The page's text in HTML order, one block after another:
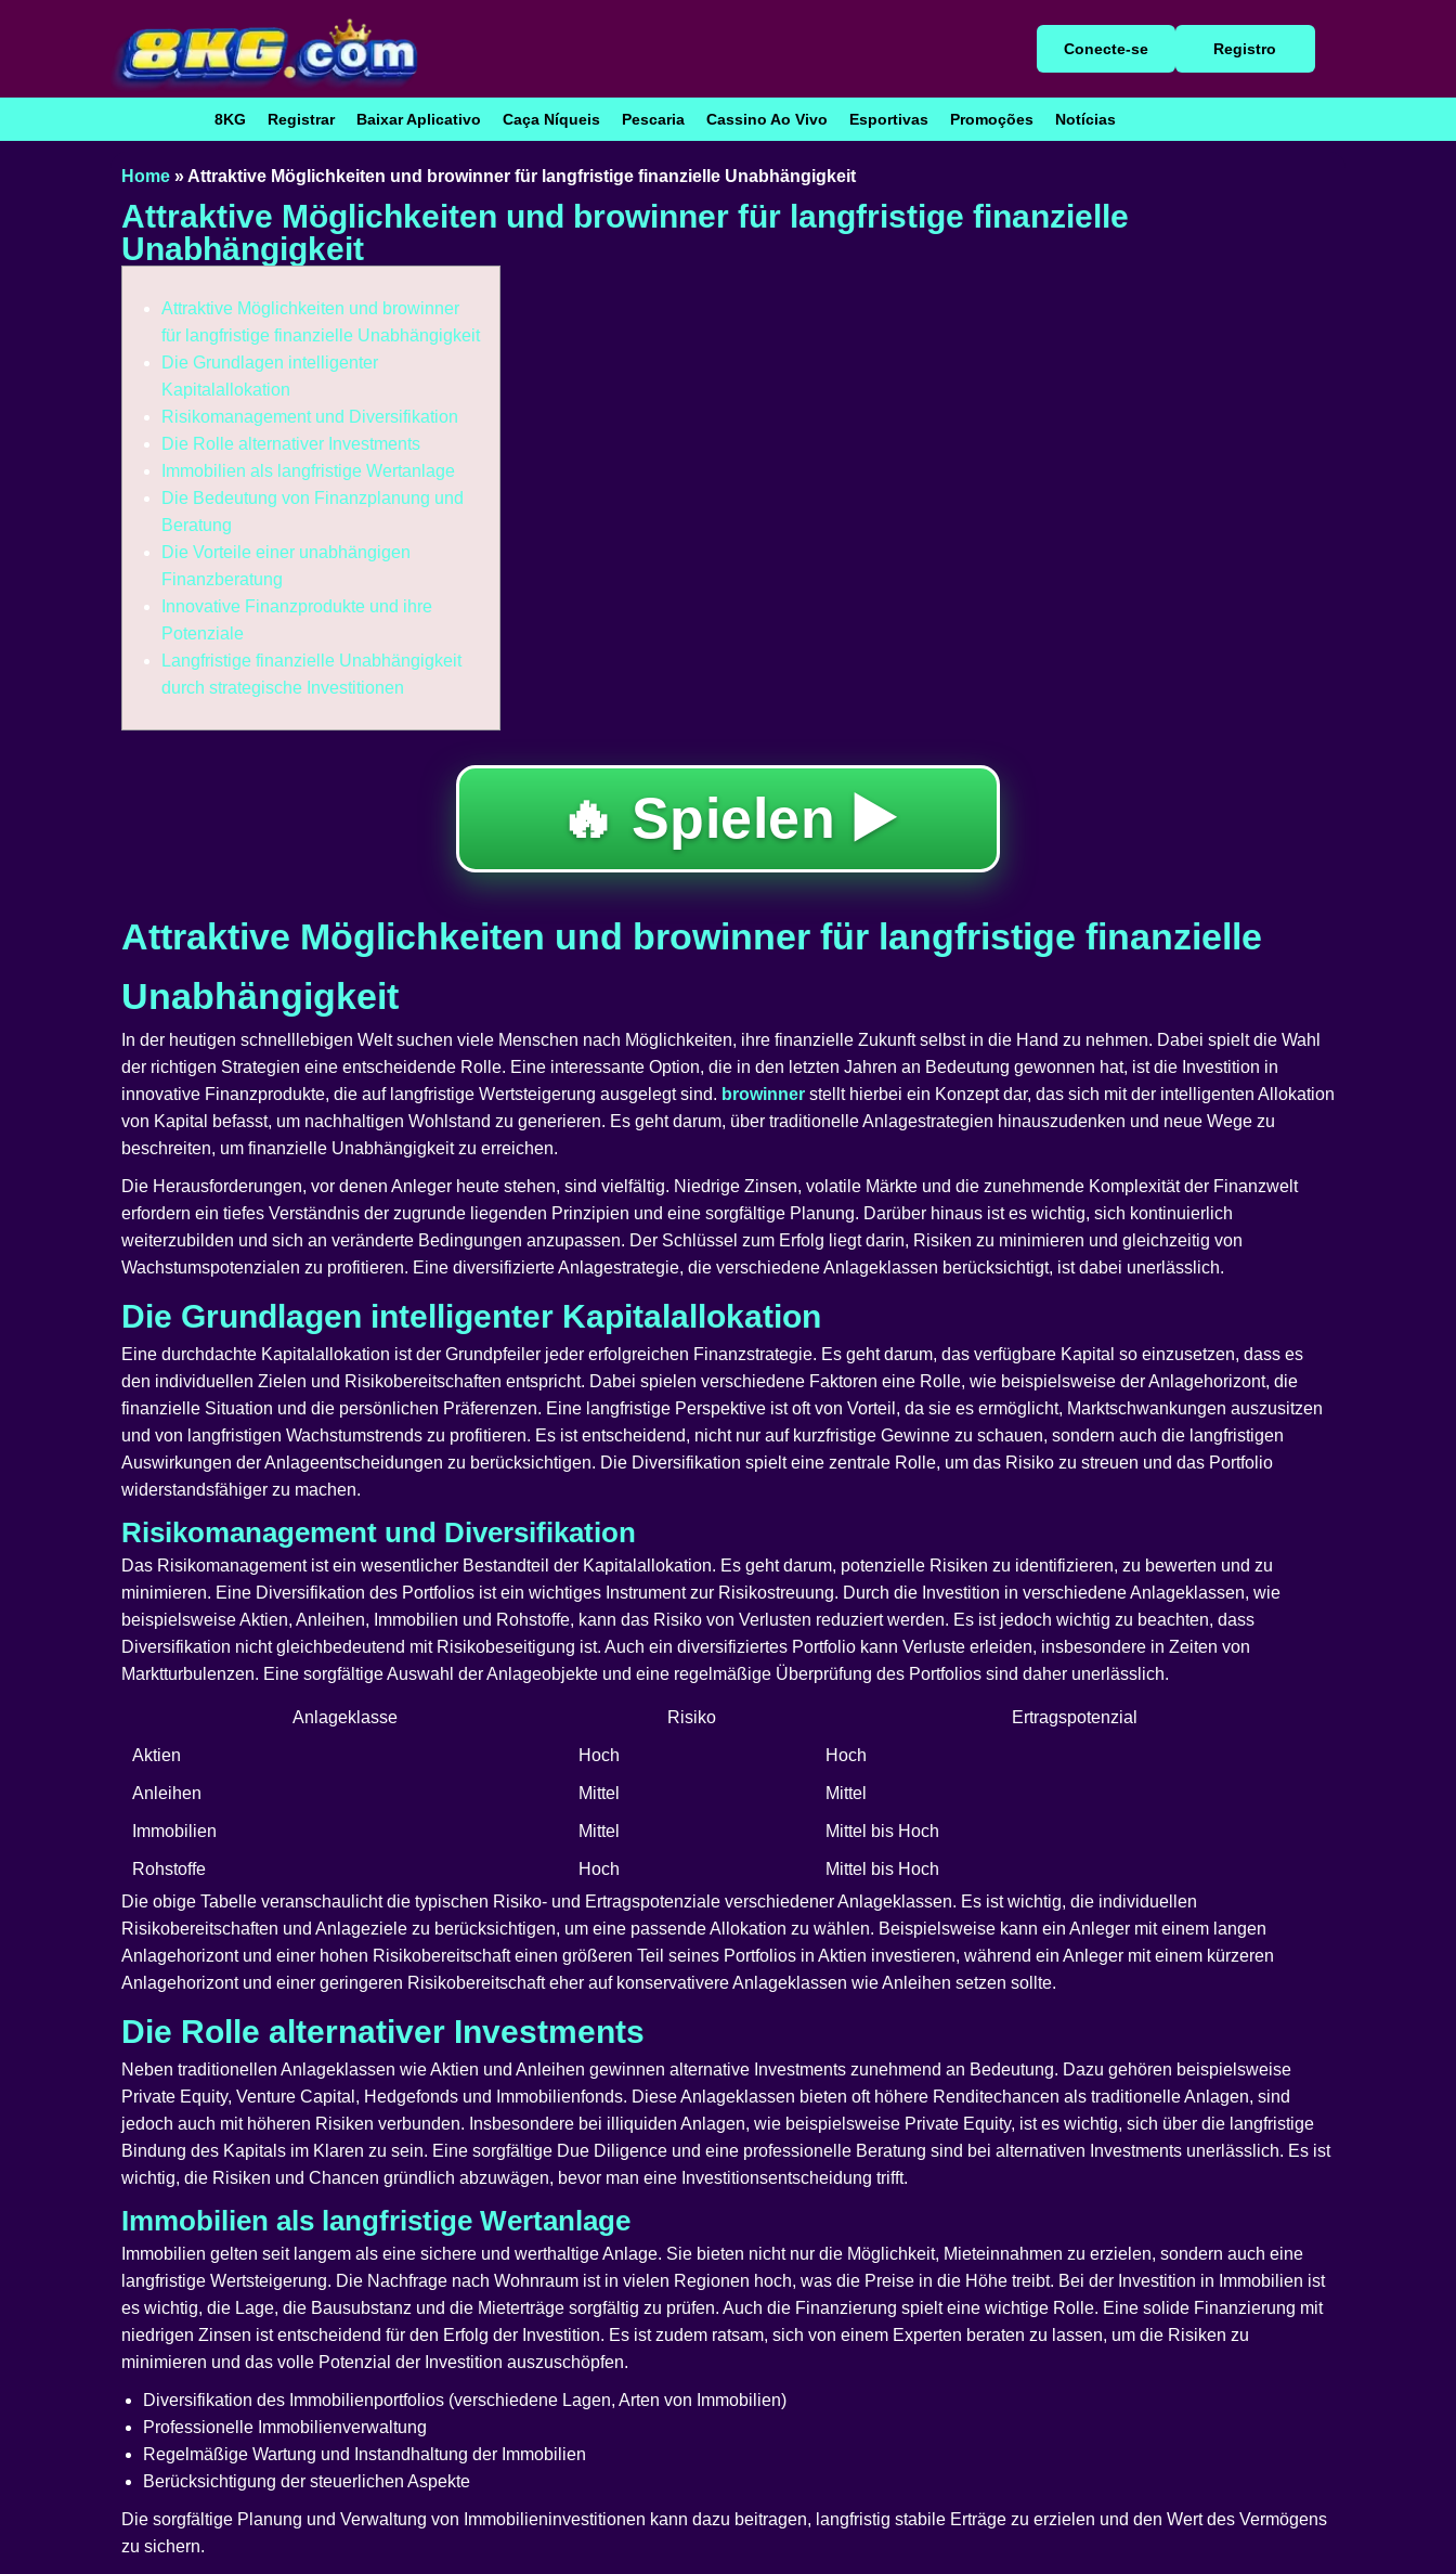
Conecte-se Registro
8KG Registrar Baixar Aplicativo Caça Níqueis Pescaria Cassino Ao Vivo Esportivas Promoções Notícias
Home »Attraktive Möglichkeiten und browinner für langfristige finanzielle Unabhängigkeit
Attraktive Möglichkeiten und browinner für langfristige finanzielle
Unabhängigkeit
Attraktive Möglichkeiten und browinner
für langfristige finanzielle Unabhängigkeit
Die Grundlagen intelligenter
Kapitalallokation
Risikomanagement und Diversifikation
Die Rolle alternativer Investments
Immobilien als langfristige Wertanlage
Die Bedeutung von Finanzplanung und
Beratung
Die Vorteile einer unabhängigen
Finanzberatung
Innovative Finanzprodukte und ihre
Potenziale
Langfristige finanzielle Unabhängigkeit
durch strategische Investitionen
🔥 Spielen ▶️
Attraktive Möglichkeiten und browinner für langfristige finanzielle
Unabhängigkeit
In der heutigen schnelllebigen Welt suchen viele Menschen nach Möglichkeiten, ihre finanzielle Zukunft selbst in die Hand zu nehmen. Dabei spielt die Wahl
der richtigen Strategien eine entscheidende Rolle. Eine interessante Option, die in den letzten Jahren an Bedeutung gewonnen hat, ist die Investition in
innovative Finanzprodukte, die auf langfristige Wertsteigerung ausgelegt sind. browinner stellt hierbei ein Konzept dar, das sich mit der intelligenten Allokation
von Kapital befasst, um nachhaltigen Wohlstand zu generieren. Es geht darum, über traditionelle Anlagestrategien hinauszudenken und neue Wege zu
beschreiten, um finanzielle Unabhängigkeit zu erreichen.
Die Herausforderungen, vor denen Anleger heute stehen, sind vielfältig. Niedrige Zinsen, volatile Märkte und die zunehmende Komplexität der Finanzwelt
erfordern ein tiefes Verständnis der zugrunde liegenden Prinzipien und eine sorgfältige Planung. Darüber hinaus ist es wichtig, sich kontinuierlich
weiterzubilden und sich an veränderte Bedingungen anzupassen. Der Schlüssel zum Erfolg liegt darin, Risiken zu minimieren und gleichzeitig von
Wachstumspotenzialen zu profitieren. Eine diversifizierte Anlagestrategie, die verschiedene Anlageklassen berücksichtigt, ist dabei unerlässlich.
Die Grundlagen intelligenter Kapitalallokation
Eine durchdachte Kapitalallokation ist der Grundpfeiler jeder erfolgreichen Finanzstrategie. Es geht darum, das verfügbare Kapital so einzusetzen, dass es
den individuellen Zielen und Risikobereitschaften entspricht. Dabei spielen verschiedene Faktoren eine Rolle, wie beispielsweise der Anlagehorizont, die
finanzielle Situation und die persönlichen Präferenzen. Eine langfristige Perspektive ist oft von Vorteil, da sie es ermöglicht, Marktschwankungen auszusitzen
und von langfristigen Wachstumstrends zu profitieren. Es ist entscheidend, nicht nur auf kurzfristige Gewinne zu schauen, sondern auch die langfristigen
Auswirkungen der Anlageentscheidungen zu berücksichtigen. Die Diversifikation spielt eine zentrale Rolle, um das Risiko zu streuen und das Portfolio
widerstandsfähiger zu machen.
Risikomanagement und Diversifikation
Das Risikomanagement ist ein wesentlicher Bestandteil der Kapitalallokation. Es geht darum, potenzielle Risiken zu identifizieren, zu bewerten und zu
minimieren. Eine Diversifikation des Portfolios ist ein wichtiges Instrument zur Risikostreuung. Durch die Investition in verschiedene Anlageklassen, wie
beispielsweise Aktien, Anleihen, Immobilien und Rohstoffe, kann das Risiko von Verlusten reduziert werden. Es ist jedoch wichtig zu beachten, dass
Diversifikation nicht gleichbedeutend mit Risikobeseitigung ist. Auch ein diversifiziertes Portfolio kann Verluste erleiden, insbesondere in Zeiten von
Marktturbulenzen. Eine sorgfältige Auswahl der Anlageobjekte und eine regelmäßige Überprüfung des Portfolios sind daher unerlässlich.
Anlageklasse Risiko Ertragspotenzial
Aktien Hoch Hoch
Anleihen Mittel Mittel
Immobilien Mittel Mittel bis Hoch
Rohstoffe Hoch
Mittel bis Hoch
Die obige Tabelle veranschaulicht die typischen Risiko- und Ertragspotenziale verschiedener Anlageklassen. Es ist wichtig, die individuellen
Risikobereitschaften und Anlageziele zu berücksichtigen, um eine passende Allokation zu wählen. Beispielsweise kann ein Anleger mit einem langen
Anlagehorizont und einer hohen Risikobereitschaft einen größeren Teil seines Portfolios in Aktien investieren, während ein Anleger mit einem kürzeren
Anlagehorizont und einer geringeren Risikobereitschaft eher auf konservativere Anlageklassen wie Anleihen setzen sollte.
Die Rolle alternativer Investments
Neben traditionellen Anlageklassen wie Aktien und Anleihen gewinnen alternative Investments zunehmend an Bedeutung. Dazu gehören beispielsweise
Private Equity, Venture Capital, Hedgefonds und Immobilienfonds. Diese Anlageklassen bieten oft höhere Renditechancen als traditionelle Anlagen, sind
jedoch auch mit höheren Risiken verbunden. Insbesondere bei illiquiden Anlagen, wie beispielsweise Private Equity, ist es wichtig, sich über die langfristige
Bindung des Kapitals im Klaren zu sein. Eine sorgfältige Due Diligence und eine professionelle Beratung sind bei alternativen Investments unerlässlich. Es ist
wichtig, die Risiken und Chancen gründlich abzuwägen, bevor man eine Investitionsentscheidung trifft.
Immobilien als langfristige Wertanlage
Immobilien gelten seit langem als eine sichere und werthaltige Anlage. Sie bieten nicht nur die Möglichkeit, Mieteinnahmen zu erzielen, sondern auch eine
langfristige Wertsteigerung. Die Nachfrage nach Wohnraum ist in vielen Regionen hoch, was die Preise in die Höhe treibt. Bei der Investition in Immobilien ist
es wichtig, die Lage, die Bausubstanz und die Mieterträge sorgfältig zu prüfen. Auch die Finanzierung spielt eine wichtige Rolle. Eine solide Finanzierung mit
niedrigen Zinsen ist entscheidend für den Erfolg der Investition. Es ist zudem ratsam, sich von einem Experten beraten zu lassen, um die Risiken zu
minimieren und das volle Potenzial der Investition auszuschöpfen.
Diversifikation des Immobilienportfolios (verschiedene Lagen, Arten von Immobilien)
Professionelle Immobilienverwaltung
Regelmäßige Wartung und Instandhaltung der Immobilien
Berücksichtigung der steuerlichen Aspekte
Die sorgfältige Planung und Verwaltung von Immobilieninvestitionen kann dazu beitragen, langfristig stabile Erträge zu erzielen und den Wert des Vermögens
zu sichern.